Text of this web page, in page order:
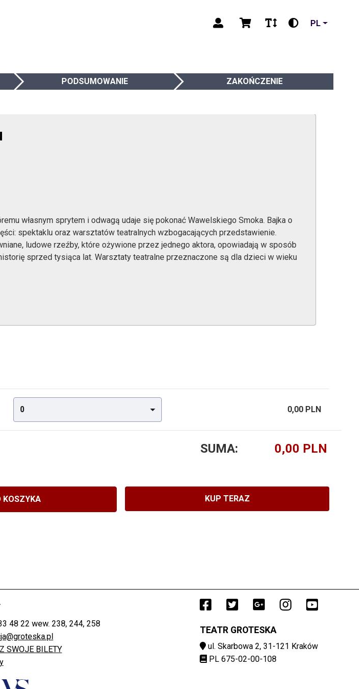
PL
PODSUMOWANIE ZAKOŃCZENIE
własnym sprytem i odwagą udaje się pokonać Wawelskiego Smoka. Bajka o
spektaklu oraz warsztatów teatralnych wzbogacających przedstawienie.
ludowe rzeźby, które ożywione przez jednego aktora, opowiadają w sposób
sprzed tysiąca lat. Warsztaty teatralne przeznaczone są dla dzieci w wieku
0 0,00 PLN
SUMA:
KOSZYKA KUP TERAZ
48 22 wew. 238, 244, 258
SWOJE BILETY
Facebook(otwiera sie w
() Twitter (otwiera sie
() Google Plus
() Instagram
() ()
TEATR GROTESKA
ul. Skarbowa 2, 31-121 Kraków
PL 675-02-00-108